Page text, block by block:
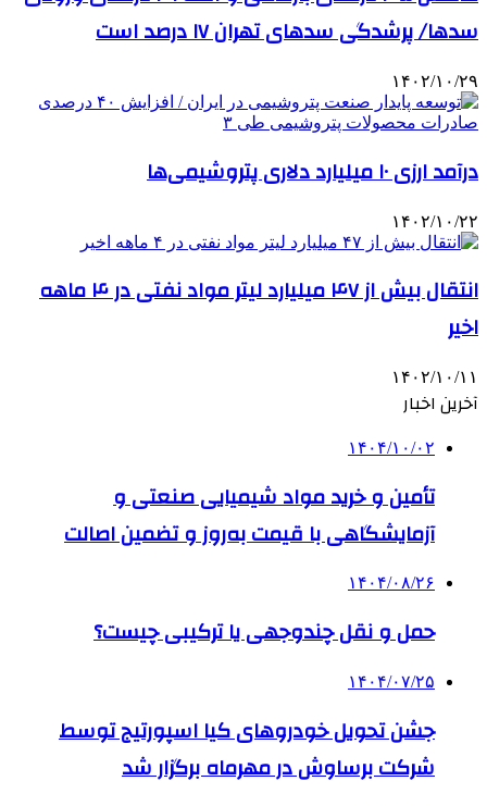
سدها/ پرشدگی سدهای تهران ۱۷ درصد است
۱۴۰۲/۱۰/۲۹
درآمد ارزی ۱۰ میلیارد دلاری پتروشیمی‌ها
۱۴۰۲/۱۰/۲۲
انتقال بیش از ۴۷ میلیارد لیتر مواد نفتی در ۴ ماهه
اخیر
۱۴۰۲/۱۰/۱۱
آخرین اخبار
۱۴۰۴/۱۰/۰۲
تأمین و خرید مواد شیمیایی صنعتی و
آزمایشگاهی با قیمت به‌روز و تضمین اصالت
۱۴۰۴/۰۸/۲۶
حمل و نقل چندوجهی یا ترکیبی چیست؟
۱۴۰۴/۰۷/۲۵
جشن تحویل خودروهای کیا اسپورتیج توسط
شرکت برساوش در مهرماه برگزار شد